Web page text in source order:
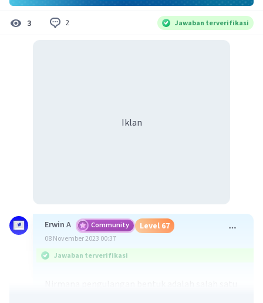
3 2 Jawaban terverifikasi
Iklan
Erwin A Community Level 67
08 November 2023 00:37
Jawaban terverifikasi